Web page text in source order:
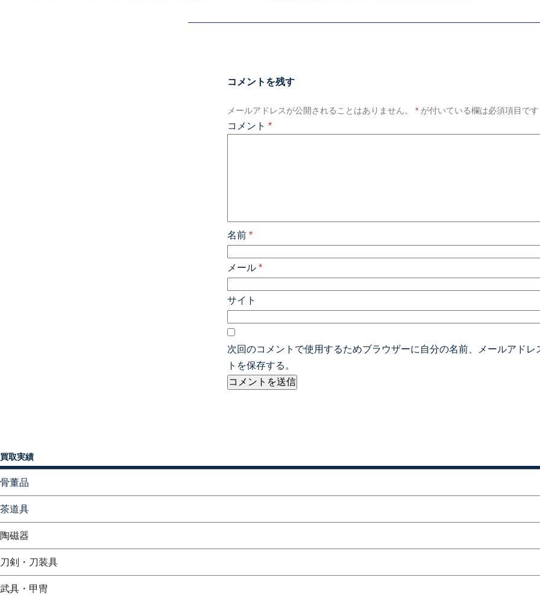
コメントを残す
メールアドレスが公開されることはありません。 * が付いている欄は必須項目です
コメント *
名前 *
メール *
サイト
次回のコメントで使用するためブラウザーに自分の名前、メールアドレ
トを保存する。
買取実績
骨董品
茶道具
陶磁器
刀剣・刀装具
武具・甲冑